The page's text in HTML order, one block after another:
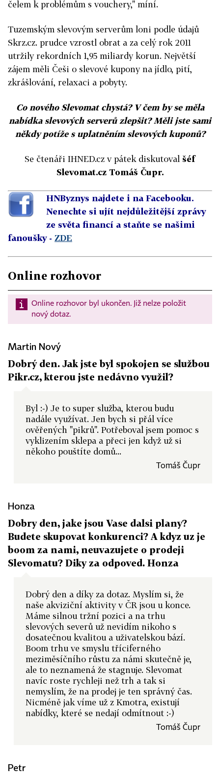
čelem k problémům s vouchery," míní.
Tuzemským slevovým serverům loni podle údajů
Skrz.cz. prudce vzrostl obrat a za celý rok 2011
utržily rekordních 1,95 miliardy korun. Největší
zájem měli Češi o slevové kupony na jídlo, pití,
zkrášlování, relaxaci a pobyty.
Co nového Slevomat chystá? V čem by se měla
nabídka slevových serverů zlepšit? Měli jste sami
někdy potíže s uplatněním slevových kuponů?
Se čtenáři IHNED.cz v pátek diskutoval šéf
Slevomat.cz Tomáš Čupr.
HNByznys najdete i na Facebooku.
Nenechte si ujít nejdůležitější zprávy
ze světa financí a staňte se našimi
fanoušky - ZDE
Online rozhovor
Online rozhovor byl ukončen. Již nelze položit
nový dotaz.
Martin Nový
Dobrý den. Jak jste byl spokojen se službou
Pikr.cz, kterou jste nedávno využil?
Byl :-) Je to super služba, kterou budu
nadále využívat. Jen bych si přál více
ověřených "pikrů". Potřeboval jsem pomoc s
vyklizením sklepa a přeci jen když už si
někoho pouštíte domů...
Tomáš Čupr
Honza
Dobry den, jake jsou Vase dalsi plany?
Budete skupovat konkurenci? A kdyz uz je
boom za nami, neuvazujete o prodeji
Slevomatu? Diky za odpoved. Honza
Dobrý den a díky za dotaz. Myslím si, že
naše akviziční aktivity v ČR jsou u konce.
Máme silnou tržní pozici a na trhu
slevových severů už nevidím nikoho s
dosatečnou kvalitou a uživatelskou bází.
Boom trhu ve smyslu tříciferného
meziměsíčního růstu za námi skutečně je,
ale to neznamená že stagnuje. Slevomat
navíc roste rychleji než trh a tak si
nemyslím, že na prodej je ten správný čas.
Nicméně jak víme už z Kmotra, existují
nabídky, které se nedají odmítnout :-)
Tomáš Čupr
Petr